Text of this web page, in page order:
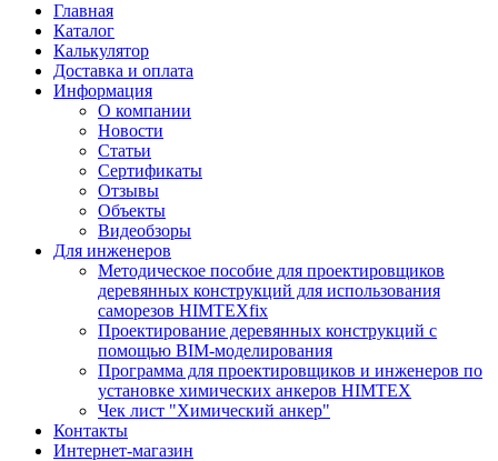
Главная
Каталог
Калькулятор
Доставка и оплата
Информация
О компании
Новости
Статьи
Сертификаты
Отзывы
Объекты
Видеобзоры
Для инженеров
Методическое пособие для проектировщиков
деревянных конструкций для использования
саморезов HIMTEXfix
Проектирование деревянных конструкций с
помощью BIM-моделирования
Программа для проектировщиков и инженеров по
установке химических анкеров HIMTEX
Чек лист "Химический анкер"
Контакты
Интернет-магазин